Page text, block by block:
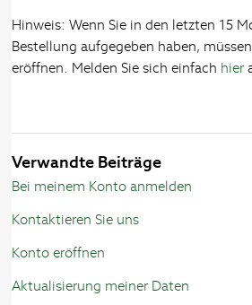
Hinweis: Wenn Sie in den letzten 15
Bestellung aufgegeben haben,
eröffnen. Melden Sie sich einfach hier
Verwandte Beiträge
Bei meinem Konto anmelden
Kontaktieren Sie uns
Konto eröffnen
Aktualisierung meiner Daten